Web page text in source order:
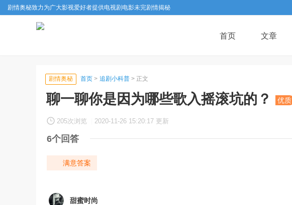
剧情奥秘致力为广大影视爱好者提供电视剧电影未完剧情揭秘
首页 文章
剧情奥秘 首页 > 追剧小科普 > 正文
聊一聊你是因为哪些歌入摇滚坑的？ 优质
205次浏览 2020-11-26 15:20:17 更新
6个回答
满意答案
甜蜜时尚